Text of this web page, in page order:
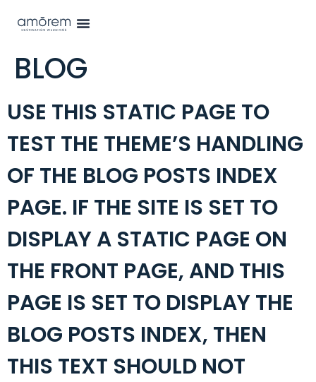
BLOG
USE THIS STATIC PAGE TO
TEST THE THEME’S HANDLING
OF THE BLOG POSTS INDEX
PAGE. IF THE SITE IS SET TO
DISPLAY A STATIC PAGE ON
THE FRONT PAGE, AND THIS
PAGE IS SET TO DISPLAY THE
BLOG POSTS INDEX, THEN
THIS TEXT SHOULD NOT